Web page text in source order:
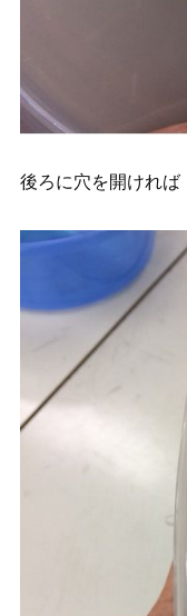
後ろに穴を開ければ